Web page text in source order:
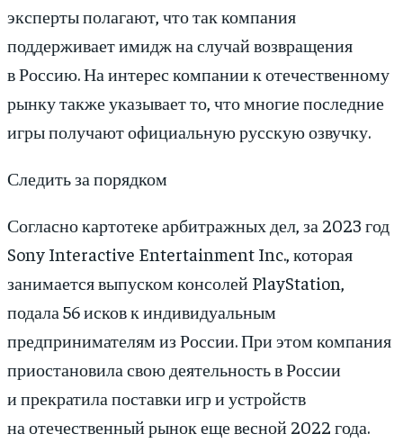
эксперты полагают, что так компания
поддерживает имидж на случай возвращения
в Россию. На интерес компании к отечественному
рынку также указывает то, что многие последние
игры получают официальную русскую озвучку.
Следить за порядком
Согласно картотеке арбитражных дел, за 2023 год
Sony Interactive Entertainment Inc., которая
занимается выпуском консолей PlayStation,
подала 56 исков к индивидуальным
предпринимателям из России. При этом компания
приостановила свою деятельность в России
и прекратила поставки игр и устройств
на отечественный рынок еще весной 2022 года.